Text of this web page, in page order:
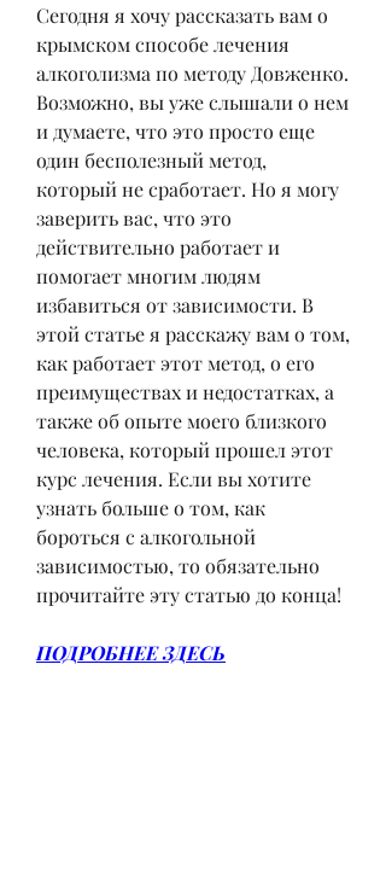
Сегодня я хочу рассказать вам о
крымском способе лечения
алкоголизма по методу Довженко.
Возможно, вы уже слышали о нем
и думаете, что это просто еще
один бесполезный метод,
который не сработает. Но я могу
заверить вас, что это
действительно работает и
помогает многим людям
избавиться от зависимости. В
этой статье я расскажу вам о том,
как работает этот метод, о его
преимуществах и недостатках, а
также об опыте моего близкого
человека, который прошел этот
курс лечения. Если вы хотите
узнать больше о том, как
бороться с алкогольной
зависимостью, то обязательно
прочитайте эту статью до конца!
ПОДРОБНЕЕ ЗДЕСЬ